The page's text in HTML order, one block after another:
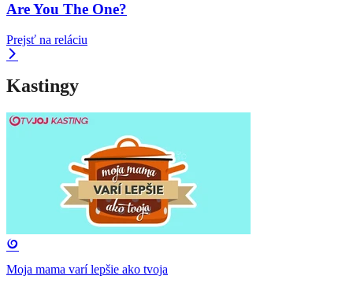
Are You The One?
Prejsť na reláciu
Kastingy
Moja mama varí lepšie ako tvoja